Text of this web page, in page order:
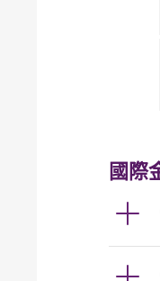
國際